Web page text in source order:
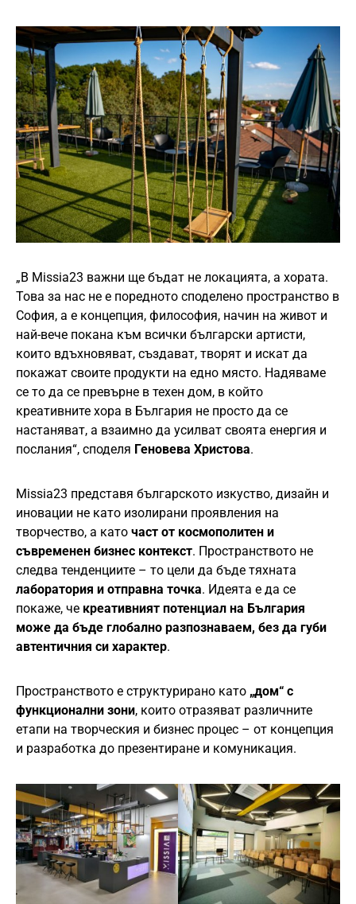
„В Missia23 важни ще бъдат не локацията, а хората.
Това за нас не е поредното споделено пространство в
София, а е концепция, философия, начин на живот и
най-вече покана към всички български артисти,
които вдъхновяват, създават, творят и искат да
покажат своите продукти на едно място. Надяваме
се то да се превърне в техен дом, в който
креативните хора в България не просто да се
настаняват, а взаимно да усилват своята енергия и
послания“, споделя Геновева Христова.
Missia23 представя българското изкуство, дизайн и
иновации не като изолирани проявления на
творчество, а като част от космополитен и
съвременен бизнес контекст. Пространството не
следва тенденциите – то цели да бъде тяхната
лаборатория и отправна точка. Идеята е да се
покаже, че креативният потенциал на България
може да бъде глобално разпознаваем, без да губи
автентичния си характер.
Пространството е структурирано като „дом“ с
функционални зони, които отразяват различните
етапи на творческия и бизнес процес – от концепция
и разработка до презентиране и комуникация.